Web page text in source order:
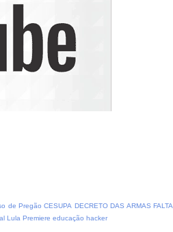
de Pregão CESUPA DECRETO DAS ARMAS FALTA
Lula Premiere educação hacker